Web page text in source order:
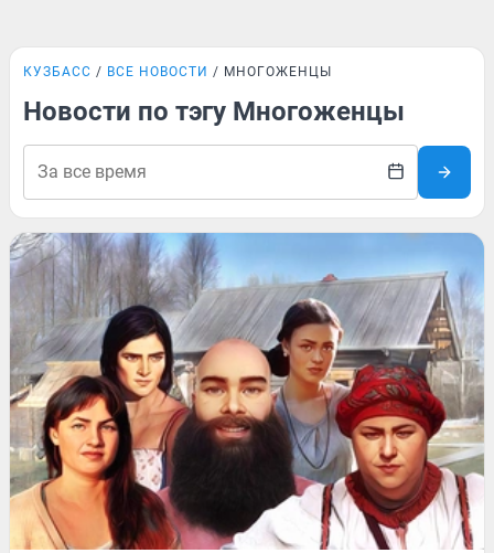
КУЗБАСС ВСЕ НОВОСТИ МНОГОЖЕНЦЫ
Новости по тэгу Многоженцы